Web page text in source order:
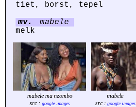
tiet, borst, tepel
mv.
mabele
melk
mabele ma nzombo
src : google images
mabele
src : google images